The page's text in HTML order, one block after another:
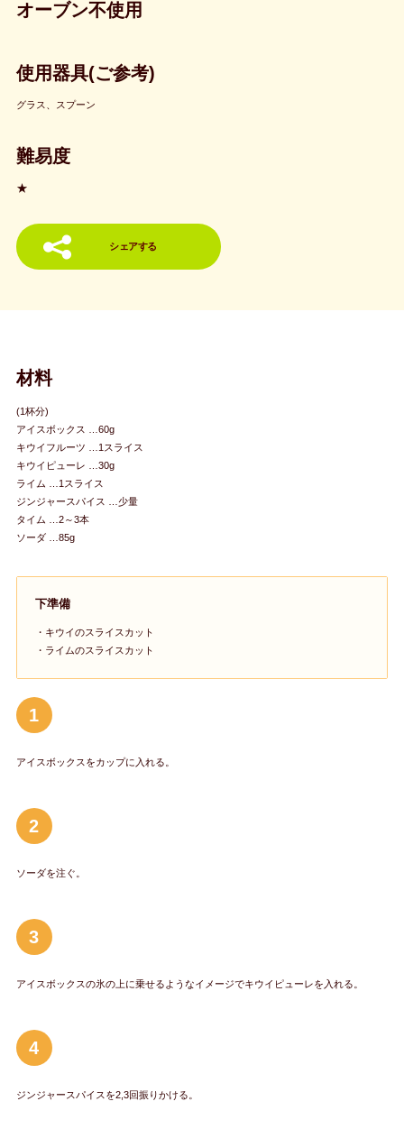
オーブン不使用
使用器具(ご参考)
グラス、スプーン
難易度
★
シェアする
材料
(1杯分)
アイスボックス …60g
キウイフルーツ …1スライス
キウイピューレ …30g
ライム …1スライス
ジンジャースパイス …少量
タイム …2～3本
ソーダ …85g
下準備
・キウイのスライスカット
・ライムのスライスカット
1
アイスボックスをカップに入れる。
2
ソーダを注ぐ。
3
アイスボックスの氷の上に乗せるようなイメージでキウイピューレを入れる。
4
ジンジャースパイスを2,3回振りかける。